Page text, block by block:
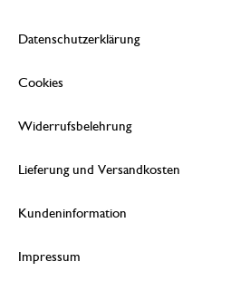
Datenschutzerklärung
Cookies
Widerrufsbelehrung
Lieferung und Versandkosten
Kundeninformation
Impressum